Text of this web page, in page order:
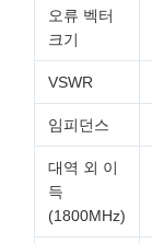
오류 벡터
크기
VSWR
임피던스
대역 외 이
득
(1800MHz)